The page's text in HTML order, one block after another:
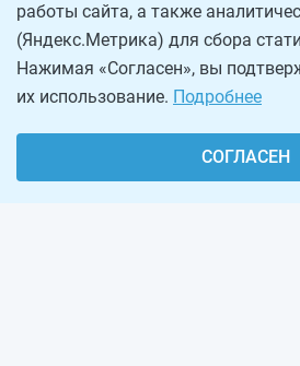
работы сайта, а также
(Яндекс.Метрика) для сбора
Нажимая «Согласен», вы
их использование. Подробнее
СОГЛАСЕН